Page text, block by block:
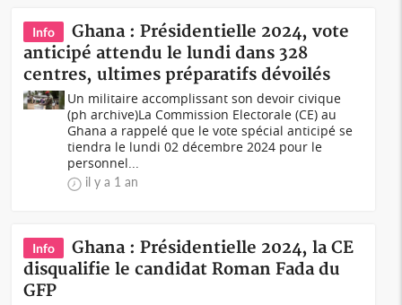
Info
Ghana : Présidentielle 2024, vote
anticipé attendu le lundi dans 328
centres, ultimes préparatifs dévoilés
Un militaire accomplissant son devoir civique
(ph archive)La Commission Electorale (CE) au
Ghana a rappelé que le vote spécial anticipé se
tiendra le lundi 02 décembre 2024 pour le
personnel...
il y a 1 an
Info
Ghana : Présidentielle 2024, la CE
disqualifie le candidat Roman Fada du
GFP